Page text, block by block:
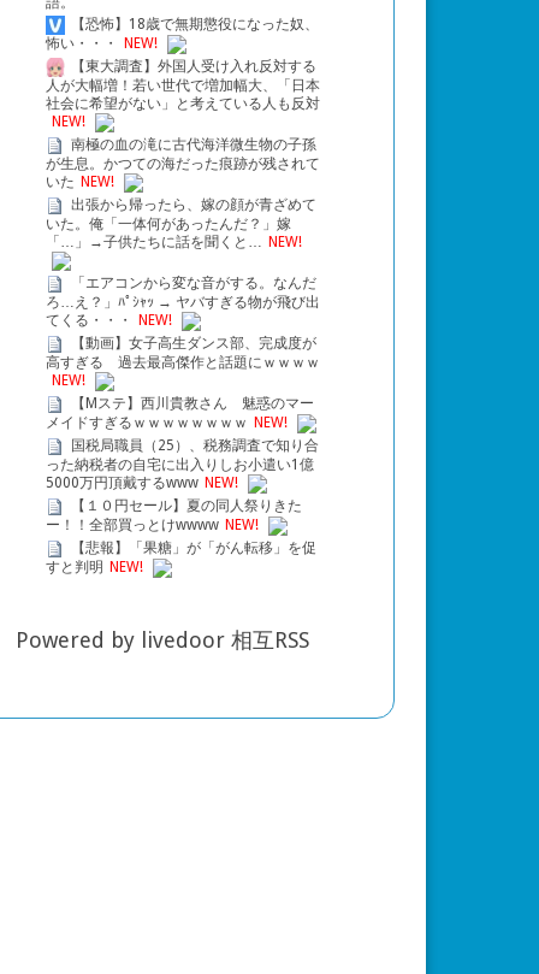
ブト20th 天を継ぐもの』予告映像公開！
【恐怖】18歳で無期懲役になった奴、
怖い・・・
NEW!
【東大調査】外国人受け入れ反対する
人が大幅増！若い世代で増加幅大、「日本
社会に希望がない」と考えている人も反対
NEW!
南極の血の滝に古代海洋微生物の子孫
が生息。かつての海だった痕跡が残されて
いた NEW!
出張から帰ったら、嫁の顔が青ざめて
いた。俺「一体何があったんだ？」嫁
「…」→子供たちに話を聞くと…
NEW!
「エアコンから変な音がする。なんだ
ろ…え？」ﾊﾟｼｬｯ → ヤバすぎる物が飛び出
てくる・・・
NEW!
【動画】女子高生ダンス部、完成度が
高すぎる 過去最高傑作と話題にｗｗｗｗ
NEW!
【Mステ】西川貴教さん 魅惑のマー
メイドすぎるｗｗｗｗｗｗｗｗ NEW!
国税局職員（25）、税務調査で知り合
った納税者の自宅に出入りしお小遣い1億
5000万円頂戴するwww NEW!
【１０円セール】夏の同人祭りきた
ー！！全部買っとけwwww NEW!
【悲報】「果糖」が「がん転移」を促
すと判明 NEW!
Powered by livedoor 相互RSS